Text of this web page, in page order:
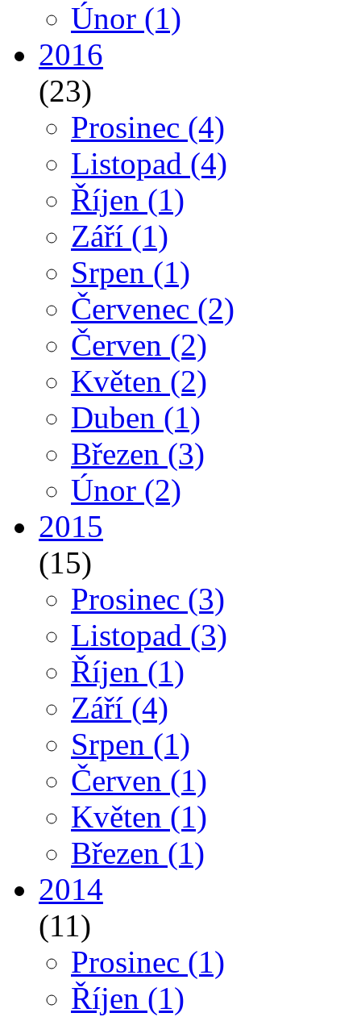
Únor (1)
2016
(23)
Prosinec (4)
Listopad (4)
Říjen (1)
Září (1)
Srpen (1)
Červenec (2)
Červen (2)
Květen (2)
Duben (1)
Březen (3)
Únor (2)
2015
(15)
Prosinec (3)
Listopad (3)
Říjen (1)
Září (4)
Srpen (1)
Červen (1)
Květen (1)
Březen (1)
2014
(11)
Prosinec (1)
Říjen (1)